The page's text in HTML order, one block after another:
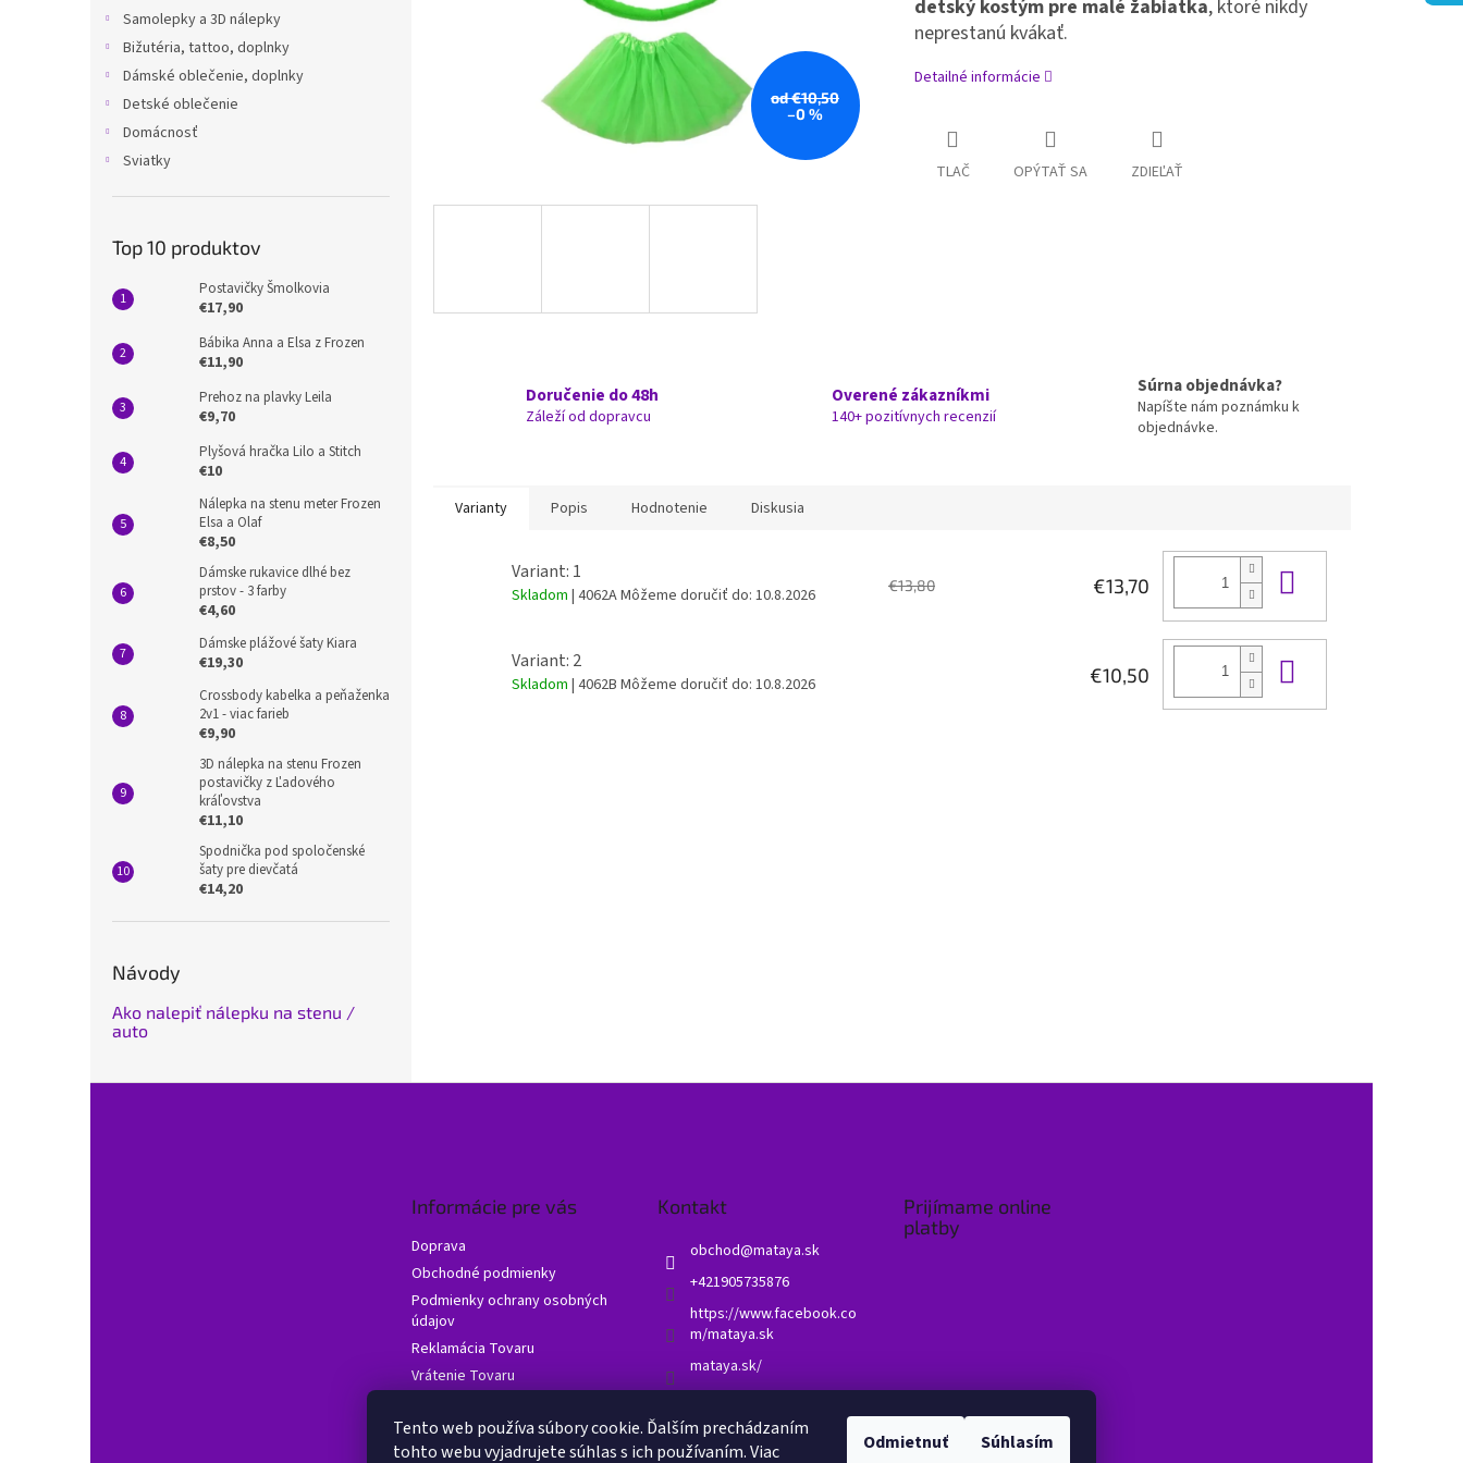
Tento web používa súbory cookie. Ďalším prechádzaním
tohto webu vyjadrujete súhlas s ich používaním. Viac
Odmietnuť Súhlasím
Samolepky a 3D nálepky
Bižutéria, tattoo, doplnky
Dámské oblečenie, doplnky
Detské oblečenie
Domácnosť
Sviatky
Top 10 produktov
Postavičky Šmolkovia
€17,90
Bábika Anna a Elsa z Frozen
€11,90
Prehoz na plavky Leila
€9,70
Plyšová hračka Lilo a Stitch
€10
Nálepka na stenu meter Frozen
Elsa a Olaf
€8,50
Dámske rukavice dlhé bez
prstov - 3 farby
€4,60
Dámske plážové šaty Kiara
€19,30
Crossbody kabelka a peňaženka
2v1 - viac farieb
€9,90
3D nálepka na stenu Frozen
postavičky z Ľadového
kráľovstva
€11,10
Spodnička pod spoločenské
šaty pre dievčatá
€14,20
Návody
Ako nalepiť nálepku na stenu /
auto
od €10,50
–0 %
detský kostým pre malé žabiatka, ktoré nikdy
neprestanú kvákať.
Detailné informácie
TLAČ OPÝTAŤ SA ZDIEĽAŤ
Doručenie do 48h
Záleží od dopravcu
Overené zákazníkmi
140+ pozitívnych recenzií
Súrna objednávka?
Napíšte nám poznámku k
objednávke.
Varianty Popis Hodnotenie Diskusia
Variant: 1
Skladom | 4062AMôžeme doručiť do: 10.8.2026 €13,80 €13,70
Variant: 2
Skladom | 4062B Môžeme doručiť do: 10.8.2026 €10,50
Informácie pre vás
Doprava
Obchodné podmienky
Podmienky ochrany osobných
údajov
Reklamácia Tovaru
Vrátenie Tovaru
Hodnotenie obchodu
Kontakt
obchod@mataya.sk
+421905735876
https://www.facebook.co
m/mataya.sk
mataya.sk/
Prijímame online
platby